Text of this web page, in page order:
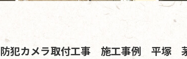
防犯カメラ取付工事 施工事例 平塚